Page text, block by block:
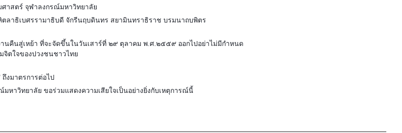
าสตร์ จุฬาลงกรณ์มหาวิทยาลัย
ลาธิเบศรรามาธิบดี จักรีนฤบดินทร สยามินทราธิราช บรมนาถบพิตร
คืนสู่เหย้า ที่จะจัดขึ้นในวันเสาร์ที่ ๒๙ ตุลาคม พ.ศ.๒๕๕๙ ออกไปอย่าไม่มีกำหนด
จิตใจของปวงชนชาวไทย
ถึงมาตรการต่อไป
าวิทยาลัย ขอร่วมแสดงความเสียใจเป็นอย่างยิ่งกับเหตุการณ์นี้